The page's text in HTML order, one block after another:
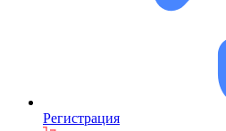
Регистрация